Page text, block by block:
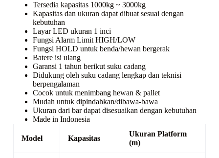
Tersedia kapasitas 1000kg ~ 3000kg
Kapasitas dan ukuran dapat dibuat sesuai dengan
kebutuhan
Layar LED ukuran 1 inci
Fungsi Alarm Limit HIGH/LOW
Fungsi HOLD untuk benda/hewan bergerak
Batere isi ulang
Garansi 1 tahun berikut suku cadang
Didukung oleh suku cadang lengkap dan teknisi
berpengalaman
Cocok untuk menimbang hewan & pallet
Mudah untuk dipindahkan/dibawa-bawa
Ukuran dari bar dapat disesuaikan dengan kebutuhan
Made in Indonesia
Model Kapasitas
Ukuran Platform
(m)